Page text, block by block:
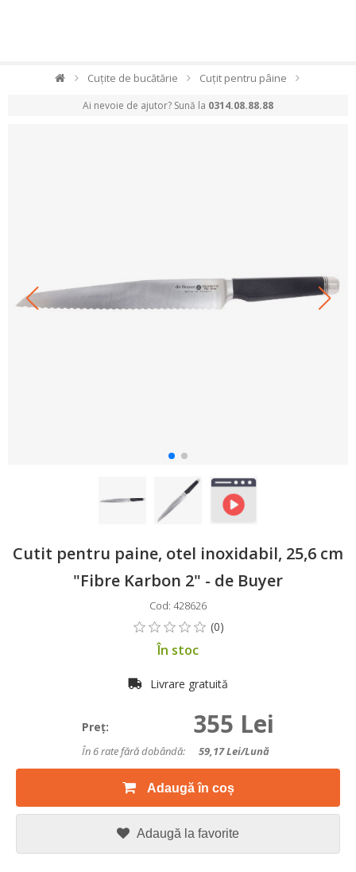
Cuțite de bucătărie Cuțit pentru pâine
Ai nevoie de ajutor? Sună la 0314.08.88.88
Cutit pentru paine, otel inoxidabil, 25,6 cm
"Fibre Karbon 2" - de Buyer
Cod: 428626
În stoc
Livrare gratuită
Preţ: 355 Lei
În 6 rate fără dobândă: 59,17Lei/lună
Adaugă în coș
Adaugă la favorite